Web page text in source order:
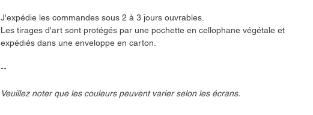
J'expédie les commandes sous 2 à 3 jours ouvrables.
Les tirages d'art sont protégés par une pochette en cellophane végétale et
expédiés dans une enveloppe en carton.
--
Veuillez noter que les couleurs peuvent varier selon les écrans.